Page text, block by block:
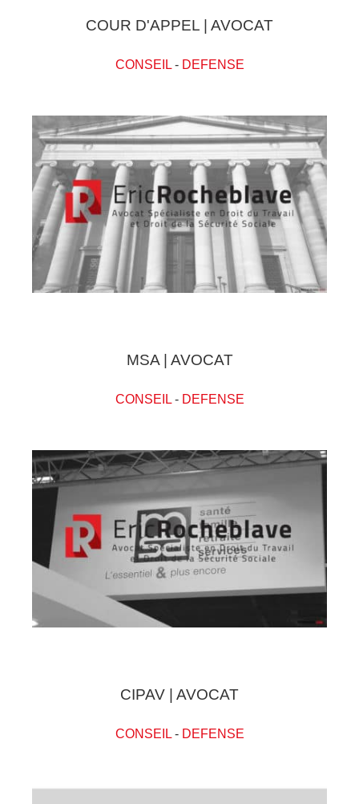
COUR D'APPEL | AVOCAT
CONSEIL- DEFENSE
MSA | AVOCAT
CONSEIL- DEFENSE
CIPAV | AVOCAT
CONSEIL- DEFENSE